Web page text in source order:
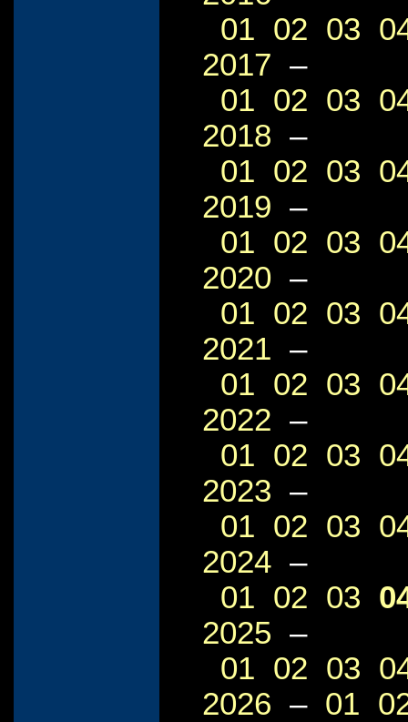
01 02 03
2017 –
01 02 03
2018 –
01 02 03
2019 –
01 02 03
2020 –
01 02 03
2021 –
01 02 03
2022 –
01 02 03
2023 –
01 02 03
2024 –
01 02 03
2025 –
01 02 03
2026 – 01